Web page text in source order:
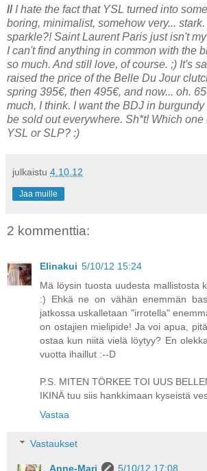
//I hate the fact that YSL turned into
boring, minimalist, somehow very...
sparkle?! Saint Laurent Paris just isn't
I can't find anything in common with the
so much. And still love, of course. ;) It's
raised the price of the Belle Du Jour
spring 395€, then 495€, and now... oh.
much, I think. I want the BDJ in
be sold out everywhere. Sh*t! Which one
YSL or SLP? :)
julkaistu 4.10.12
Jaa muille
2 kommenttia:
Elinakui 5/10/12 15:24
Mä löysin tuosta uudesta mallistosta
:) Ehkä ne on vähän enemmän
jatkossa uskalletaan "irrotella"
on ostajien mielipide! Ja voi apua,
ostaa kun niitä vielä löytyy? En
vuotta ihaillut :--D
P.S. MITEN TÖRKEE TOI UUS
IKINÄ tuu siis hankkimaan kyseistä
Vastaa
Vastaukset
Anne-Mari
5/10/12 17:08